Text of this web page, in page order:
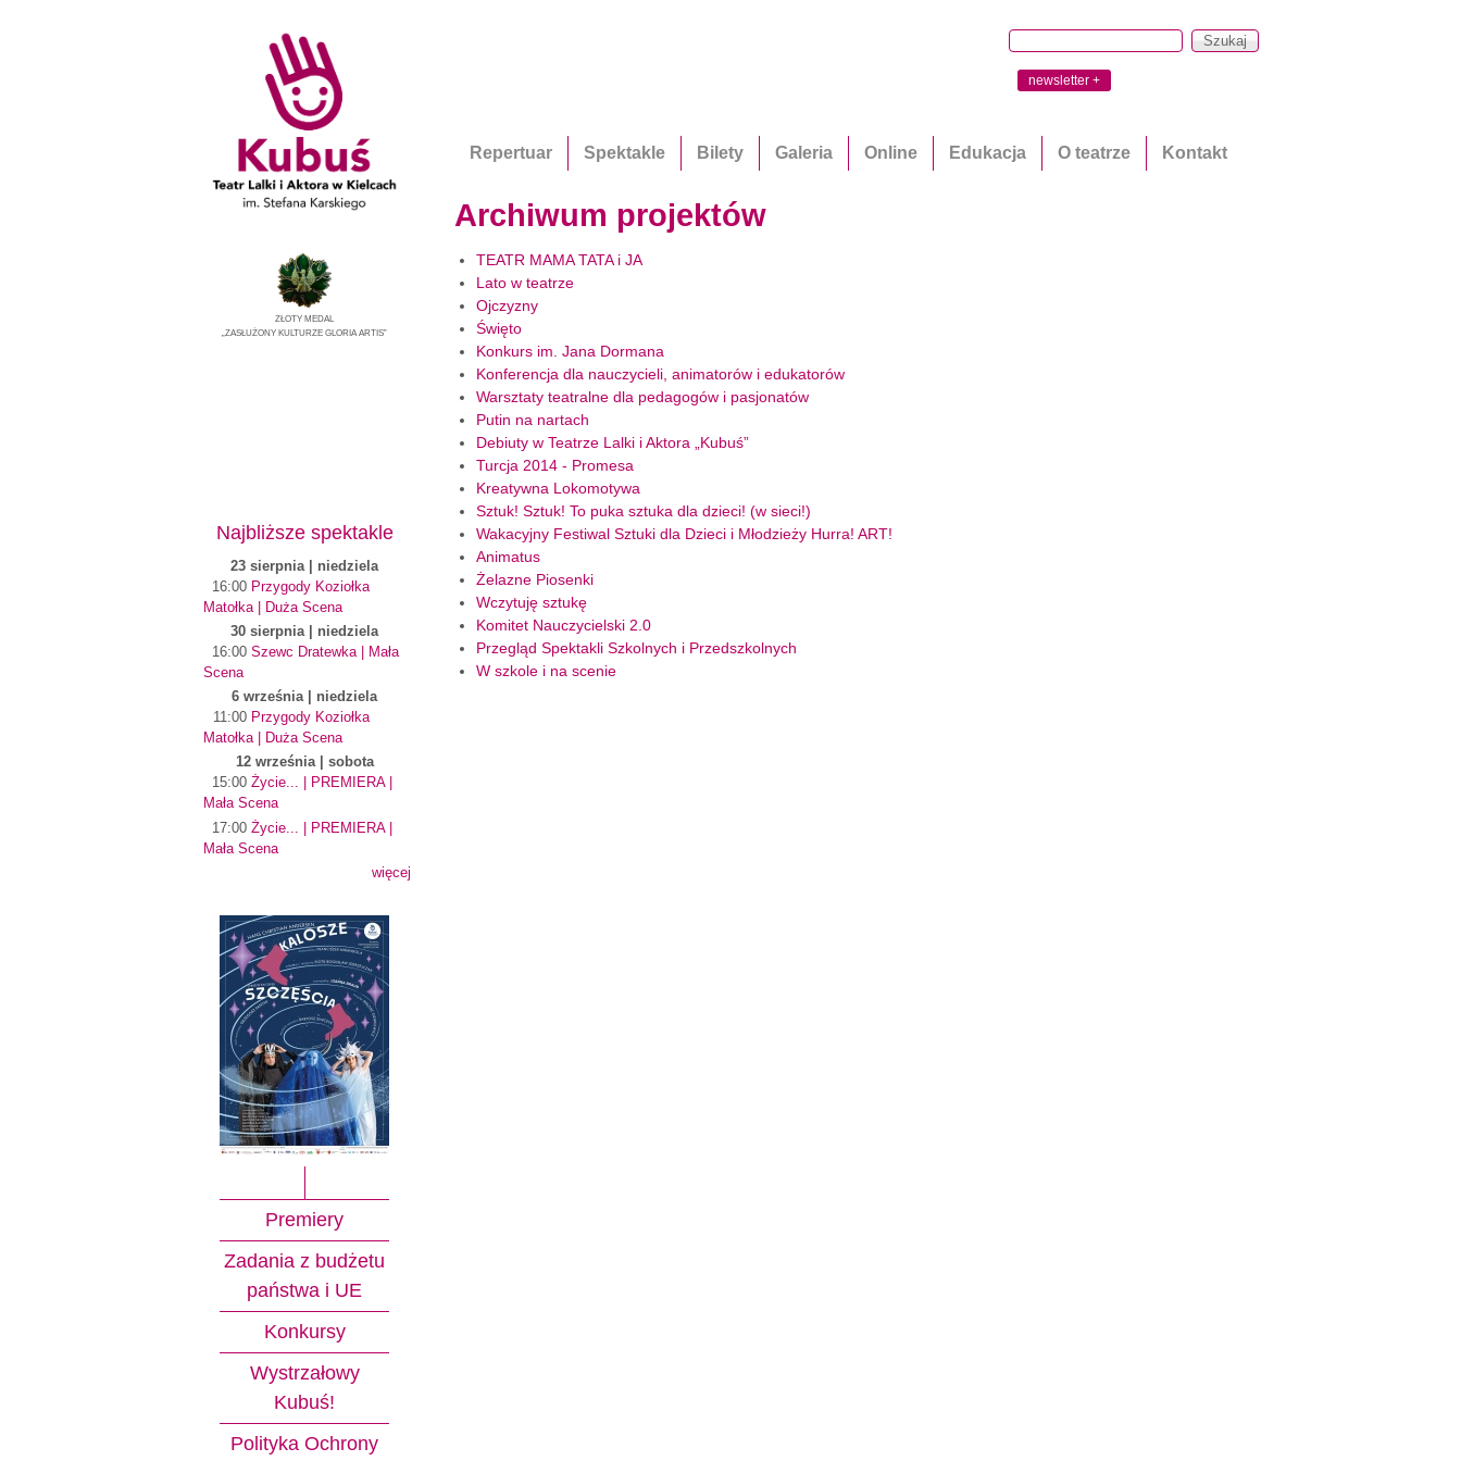
Szukaj
newsletter +
Repertuar Spektakle Bilety Galeria Online Edukacja O teatrze Kontakt
Archiwum projektów
TEATR MAMA TATA i JA
Lato w teatrze
Ojczyzny
Święto
Konkurs im. Jana Dormana
Konferencja dla nauczycieli, animatorów i edukatorów
Warsztaty teatralne dla pedagogów i pasjonatów
Putin na nartach
Debiuty w Teatrze Lalki i Aktora „Kubuś”
Turcja 2014 - Promesa
Kreatywna Lokomotywa
Sztuk! Sztuk! To puka sztuka dla dzieci! (w sieci!)
Wakacyjny Festiwal Sztuki dla Dzieci i Młodzieży Hurra! ART!
Animatus
Żelazne Piosenki
Wczytuję sztukę
Komitet Nauczycielski 2.0
Przegląd Spektakli Szkolnych i Przedszkolnych
W szkole i na scenie
ZŁOTY MEDAL
„ZASŁUŻONY KULTURZE GLORIA ARTIS”
Najbliższe spektakle
23 sierpnia | niedziela
16:00 Przygody Koziołka
Matołka | Duża Scena
30 sierpnia | niedziela
16:00 Szewc Dratewka | Mała
Scena
6 września | niedziela
11:00 Przygody Koziołka
Matołka | Duża Scena
12 września | sobota
15:00 Życie... | PREMIERA |
Mała Scena
17:00 Życie... | PREMIERA |
Mała Scena
więcej
Premiery
Zadania z budżetu
państwa i UE
Konkursy
Wystrzałowy
Kubuś!
Polityka Ochrony